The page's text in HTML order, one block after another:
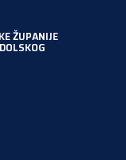
ŽUPANIJE